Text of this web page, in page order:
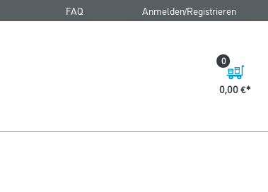
FAQ Anmelden/Registrieren
0,00 €
0